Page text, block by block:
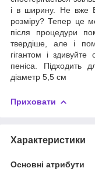
і в ширину. Не вже
розміру? Тепер це
після процедури
твердіше, але і
гігантом і
пеніса. Підходить
діаметр 5,5 см
Приховати
Характеристики
Основні атрибути